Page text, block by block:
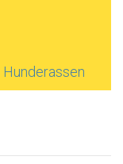
Hunderassen